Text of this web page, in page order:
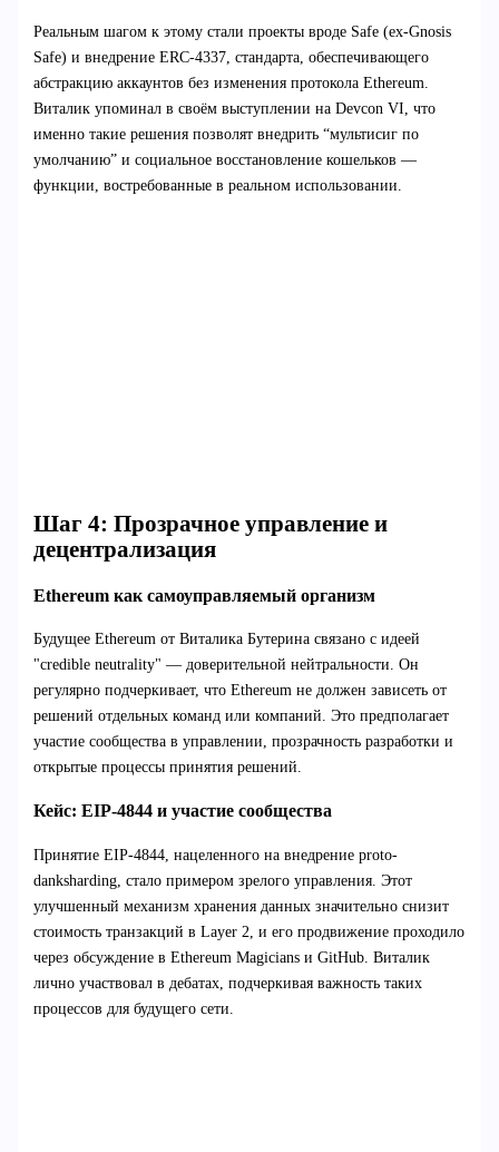
Реальным шагом к этому стали проекты вроде Safe (ex-Gnosis
Safe) и внедрение ERC-4337, стандарта, обеспечивающего
абстракцию аккаунтов без изменения протокола Ethereum.
Виталик упоминал в своём выступлении на Devcon VI, что
именно такие решения позволят внедрить “мультисиг по
умолчанию” и социальное восстановление кошельков —
функции, востребованные в реальном использовании.
Шаг 4: Прозрачное управление и
децентрализация
Ethereum как самоуправляемый организм
Будущее Ethereum от Виталика Бутерина связано с идеей
"credible neutrality" — доверительной нейтральности. Он
регулярно подчеркивает, что Ethereum не должен зависеть от
решений отдельных команд или компаний. Это предполагает
участие сообщества в управлении, прозрачность разработки и
открытые процессы принятия решений.
Кейс: EIP-4844 и участие сообщества
Принятие EIP-4844, нацеленного на внедрение proto-
danksharding, стало примером зрелого управления. Этот
улучшенный механизм хранения данных значительно снизит
стоимость транзакций в Layer 2, и его продвижение проходило
через обсуждение в Ethereum Magicians и GitHub. Виталик
лично участвовал в дебатах, подчеркивая важность таких
процессов для будущего сети.